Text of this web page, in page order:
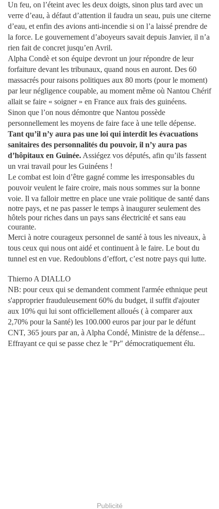
Un feu, on l’éteint avec les deux doigts, sinon plus tard avec un
verre d’eau, à défaut d’attention il faudra un seau, puis une citerne
d’eau, et enfin des avions anti-incendie si on l’a laissé prendre de
la force. Le gouvernement d’aboyeurs savait depuis Janvier, il n’a
rien fait de concret jusqu’en Avril.
Alpha Condè et son équipe devront un jour répondre de leur
forfaiture devant les tribunaux, quand nous en auront. Des 60
massacrés pour raisons politiques aux 80 morts (pour le moment)
par leur négligence coupable, au moment même où Nantou Chérif
allait se faire « soigner » en France aux frais des guinéens.
Sinon que l’on nous démontre que Nantou possède
personnellement les moyens de faire face à une telle dépense.
Tant qu’il n’y aura pas une loi qui interdit les évacuations
sanitaires des personnalités du pouvoir, il n’y aura pas
d’hôpitaux en Guinée. Assiégez vos députés, afin qu’ils fassent
un vrai travail pour les Guinéens !
Le combat est loin d’être gagné comme les irresponsables du
pouvoir veulent le faire croire, mais nous sommes sur la bonne
voie. Il va falloir mettre en place une vraie politique de santé dans
notre pays, et ne pas passer le temps à inaugurer seulement des
hôtels pour riches dans un pays sans électricité et sans eau
courante.
Merci à notre courageux personnel de santé à tous les niveaux, à
tous ceux qui nous ont aidé et continuent à le faire. Le bout du
tunnel est en vue. Redoublons d’effort, c’est notre pays qui lutte.
Thierno A DIALLO
NB: pour ceux qui se demandent comment l'armée ethnique peut
s'approprier frauduleusement 60% du budget, il suffit d'ajouter
aux 10% qui lui sont officiellement alloués ( à comparer aux
2,70% pour la Santé) les 100.000 euros par jour par le défunt
CNT, 365 jours par an, à Alpha Condé, Ministre de la défense...
Effrayant ce qui se passe chez le "Pr" démocratiquement élu.
Publicité